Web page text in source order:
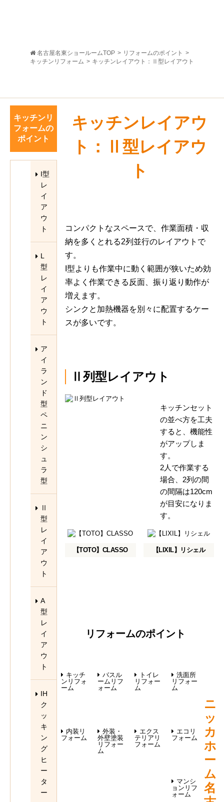
名古屋名東ショールームTOP > リフォームのポイント >
キッチンリフォーム > キッチンレイアウト：Ⅱ型レイアウト
キッチンレイアウ
ト：Ⅱ型レイアウ
ト
コンパクトなスペースで、作業面積・収
納を多くとれる2列並行のレイアウトで
す。
I型よりも作業中に動く範囲が狭いため効
率よく作業できる反面、振り返り動作が
増えます。
シンクと加熱機器を別々に配置するケー
スが多いです。
Ⅱ列型レイアウト
キッチンセット
の並べ方を工夫
すると、機能性
がアップしま
す。
2人で作業する
場合、2列の間
の間隔は120cm
が目安になりま
す。
【TOTO】CLASSO 【LIXIL】リシェル
キッチンリ
フォームの
ポイント
I型
レ
イ
ア
ウ
ト
L
型
レ
イ
ア
ウ
ト
ア
イ
ラ
ン
ド
型
ペ
ニ
ン
シ
ュ
ラ
型
Ⅱ
型
レ
イ
ア
ウ
ト
A
型
レ
イ
ア
ウ
ト
IH
ク
ッ
キ
ン
グ
ヒ
ー
タ
ー
リフォームのポイント
キッチ
ンリフォ
ーム
バスル
ームリフ
ォーム
トイレ
リフォー
ム
洗面所
リフォー
ム
内装リ
フォーム
外装・
外壁塗装
リフォー
ム
エクス
テリアリ
フォーム
エコリ
フォーム
マンシ
ョンリフ
ォーム
ニ
ッ
カ
ホ
ー
ム
名